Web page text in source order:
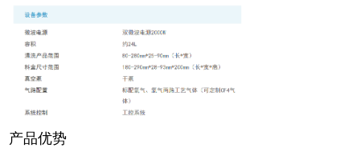
产品优势